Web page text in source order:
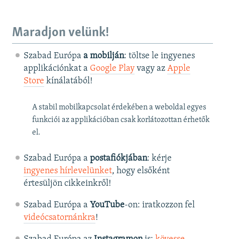
Maradjon velünk!
Szabad Európa a mobilján: töltse le ingyenes
applikációnkat a Google Playvagy az Apple
Store kínálatából!
A stabil mobilkapcsolat érdekében a weboldal egyes
funkciói az applikációban csak korlátozottan érhetők
el.
Szabad Európa a postafiókjában: kérje
ingyenes hírlevelünket, hogy elsőként
értesüljön cikkeinkről!
Szabad Európa a YouTube-on: iratkozzon fel
videócsatornánkra!